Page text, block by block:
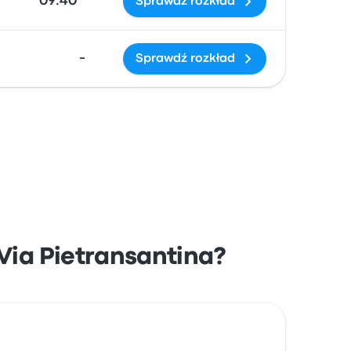
- Sprawdź rozkład
Pietransantina?